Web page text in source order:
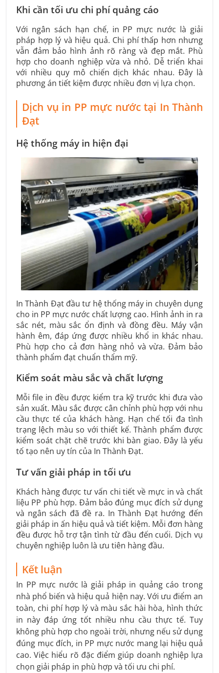
Khi cần tối ưu chi phí quảng cáo
Với ngân sách hạn chế, in PP mực nước là giải
pháp hợp lý và hiệu quả. Chi phí thấp hơn nhưng
vẫn đảm bảo hình ảnh rõ ràng và đẹp mắt. Phù
hợp cho doanh nghiệp vừa và nhỏ. Dễ triển khai
với nhiều quy mô chiến dịch khác nhau. Đây là
phương án tiết kiệm được nhiều đơn vị lựa chọn.
Dịch vụ in PP mực nước tại In Thành
Đạt
Hệ thống máy in hiện đại
In Thành Đạt đầu tư hệ thống máy in chuyên dụng
cho in PP mực nước chất lượng cao. Hình ảnh in ra
sắc nét, màu sắc ổn định và đồng đều. Máy vận
hành êm, đáp ứng được nhiều khổ in khác nhau.
Phù hợp cho cả đơn hàng nhỏ và vừa. Đảm bảo
thành phẩm đạt chuẩn thẩm mỹ.
Kiểm soát màu sắc và chất lượng
Mỗi file in đều được kiểm tra kỹ trước khi đưa vào
sản xuất. Màu sắc được cân chỉnh phù hợp với nhu
cầu thực tế của khách hàng. Hạn chế tối đa tình
trạng lệch màu so với thiết kế. Thành phẩm được
kiểm soát chặt chẽ trước khi bàn giao. Đây là yếu
tố tạo nên uy tín của In Thành Đạt.
Tư vấn giải pháp in tối ưu
Khách hàng được tư vấn chi tiết về mực in và chất
liệu PP phù hợp. Đảm bảo đúng mục đích sử dụng
và ngân sách đã đề ra. In Thành Đạt hướng đến
giải pháp in ấn hiệu quả và tiết kiệm. Mỗi đơn hàng
đều được hỗ trợ tận tình từ đầu đến cuối. Dịch vụ
chuyên nghiệp luôn là ưu tiên hàng đầu.
Kết luận
In PP mực nước là giải pháp in quảng cáo trong
nhà phổ biến và hiệu quả hiện nay. Với ưu điểm an
toàn, chi phí hợp lý và màu sắc hài hòa, hình thức
in này đáp ứng tốt nhiều nhu cầu thực tế. Tuy
không phù hợp cho ngoài trời, nhưng nếu sử dụng
đúng mục đích, in PP mực nước mang lại hiệu quả
cao. Việc hiểu rõ đặc điểm giúp doanh nghiệp lựa
chọn giải pháp in phù hợp và tối ưu chi phí.